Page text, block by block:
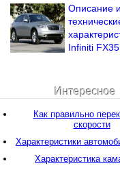
Описание и
Infiniti FX35
Интересное
Как правильно
скорости
Характеристики
Характеристика